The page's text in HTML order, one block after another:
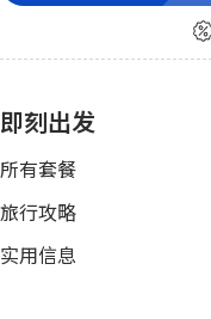
即刻出发
所有套餐
旅行攻略
实用信息